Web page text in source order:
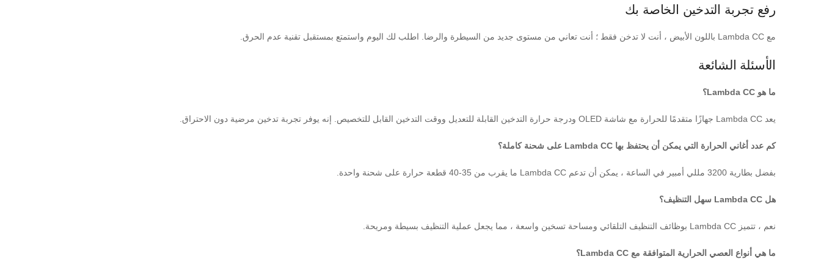
رفع تجربة التدخين الخاصة بك
مع Lambda CC باللون الأبيض ، أنت لا تدخن فقط ؛ أنت تعاني من مستوى جديد من السيطرة والرضا. اطلب لك اليوم واستمتع بمستقبل تقنية عدم الحرق.
الأسئلة الشائعة
ما هو Lambda CC؟
يعد Lambda CC جهازًا متقدمًا للحرارة مع شاشة OLED ودرجة حرارة التدخين القابلة للتعديل ووقت التدخين القابل للتخصيص. إنه يوفر تجربة تدخين مرضية دون الاحتراق.
كم عدد أغاني الحرارة التي يمكن أن يحتفظ بها Lambda CC على شحنة كاملة؟
بفضل بطارية 3200 مللي أمبير في الساعة ، يمكن أن تدعم Lambda CC ما يقرب من 35-40 قطعة حرارة على شحنة واحدة.
هل Lambda CC سهل التنظيف؟
نعم ، تتميز Lambda CC بوظائف التنظيف التلقائي ومساحة تسخين واسعة ، مما يجعل عملية التنظيف بسيطة ومريحة.
ما هي أنواع العصي الحرارية المتوافقة مع Lambda CC؟